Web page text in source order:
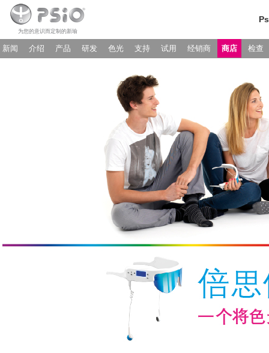
为您的意识而定制的新瑜
新闻 介绍 产品 研发 色光 支持 试用 经销商 商店 检查